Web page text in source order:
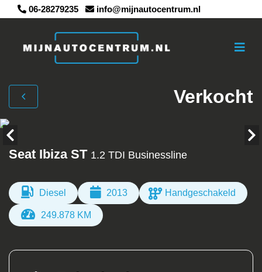
06-28279235 info@mijnautocentrum.nl
Verkocht
Seat Ibiza ST 1.2 TDI Businessline
Diesel 2013 Handgeschakeld
249.878 KM